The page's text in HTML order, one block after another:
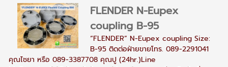
FLENDER N-Eupex
coupling B-95
“FLENDER” N-Eupex coupling Size:
B-95 ติดต่อฝ่ายขายโทร. 089-2291041
คุณไชยา หรือ 089-3387708 คุณปู (24hr.)Line